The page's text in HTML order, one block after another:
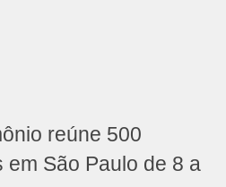
reúne 500
em São Paulo de 8 a